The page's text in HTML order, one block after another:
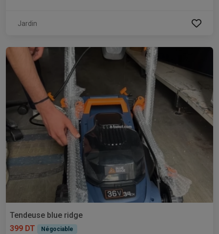
Jardin
Tendeuse blue ridge
399 DT
Négociable